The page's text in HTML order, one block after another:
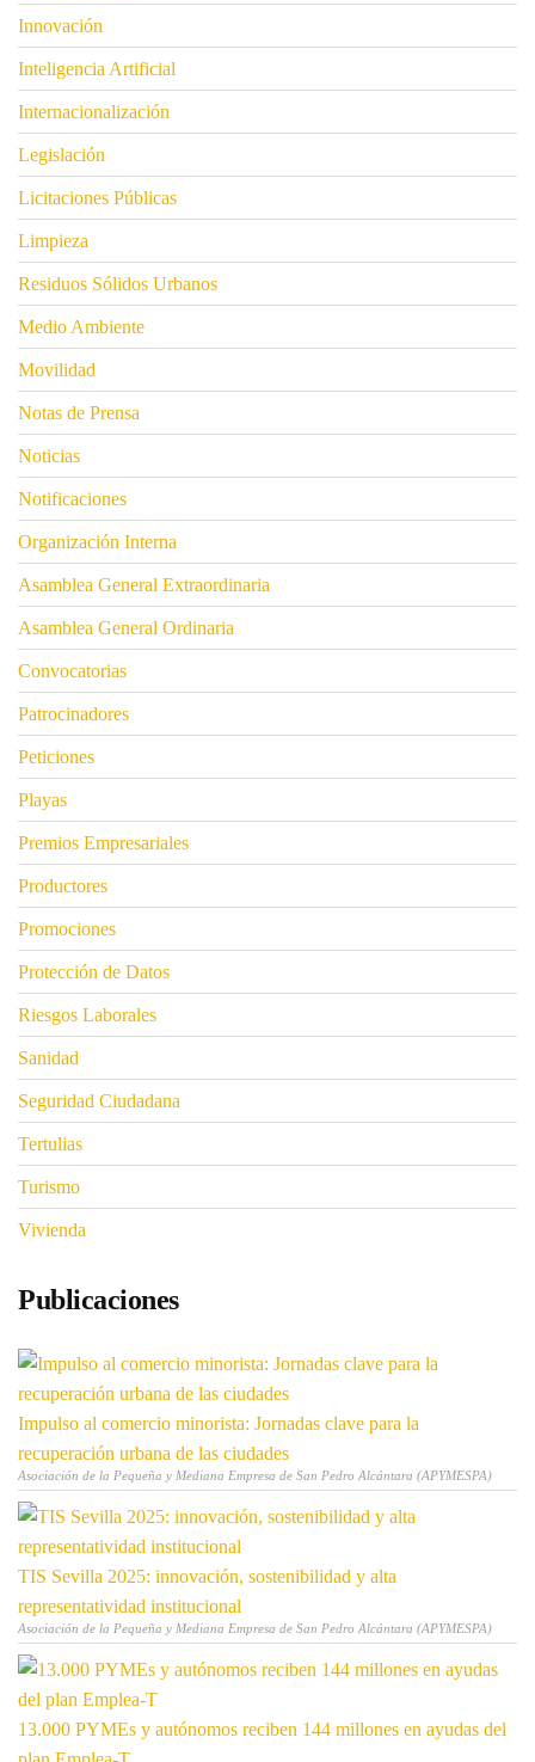
Innovación
Inteligencia Artificial
Internacionalización
Legislación
Licitaciones Públicas
Limpieza
Residuos Sólidos Urbanos
Medio Ambiente
Movilidad
Notas de Prensa
Noticias
Notificaciones
Organización Interna
Asamblea General Extraordinaria
Asamblea General Ordinaria
Convocatorias
Patrocinadores
Peticiones
Playas
Premios Empresariales
Productores
Promociones
Protección de Datos
Riesgos Laborales
Sanidad
Seguridad Ciudadana
Tertulias
Turismo
Vivienda
Publicaciones
Impulso al comercio minorista: Jornadas clave para la
recuperación urbana de las ciudades
Asociación de la Pequeña y Mediana Empresa de San Pedro Alcántara (APYMESPA)
TIS Sevilla 2025: innovación, sostenibilidad y alta
representatividad institucional
Asociación de la Pequeña y Mediana Empresa de San Pedro Alcántara (APYMESPA)
13.000 PYMEs y autónomos reciben 144 millones en ayudas del